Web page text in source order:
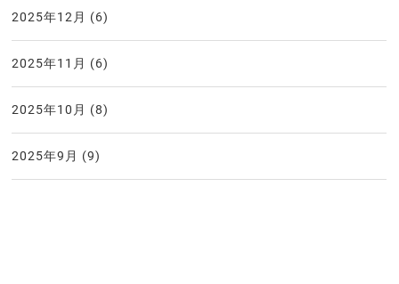
2025年12月 (6)
2025年11月 (6)
2025年10月 (8)
2025年9月 (9)